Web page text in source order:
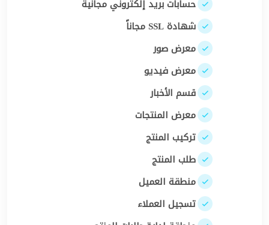
حسابات بريد إلكتروني مجانية
شهادة SSL مجاناً
معرض صور
معرض فيديو
قسم الأخبار
معرض المنتجات
تركيب المنتج
طلب المنتج
منطقة العميل
تسجيل العملاء